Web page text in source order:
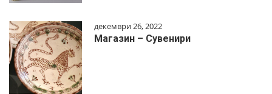
декември 26, 2022
Магазин – Сувенири